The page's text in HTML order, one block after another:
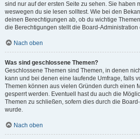
sind nur auf der ersten Seite zu sehen. Sie haben
weswegen du sie lesen solltest. Wie bei den
deinen Berechtigungen ab, ob du wichtige
die Berechtigungen stellt die Board-Administration
Nach oben
Was sind geschlossene Themen?
Geschlossene Themen sind Themen, in denen
kann und bei denen eine laufende Umfrage, falls
Themen können aus vielen Gründen durch einen
gesperrt werden. Eventuell hast du auch die
Themen zu schließen, sofern dies durch die
wurde.
Nach oben